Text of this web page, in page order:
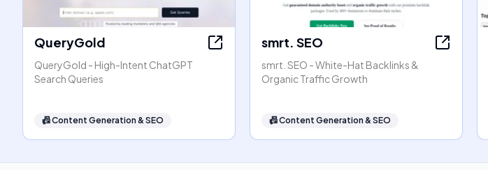
QueryGold
QueryGold - High-Intent ChatGPT
Search Queries
📠Content Generation & SEO
smrt. SEO
smrt. SEO - White-Hat Backlinks &
Organic Traffic Growth
📠Content Generation & SEO